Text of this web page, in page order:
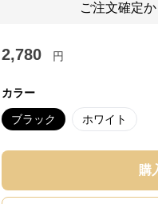
ご注文確定
2,780 円
カラー
ブラック ホワイト
購